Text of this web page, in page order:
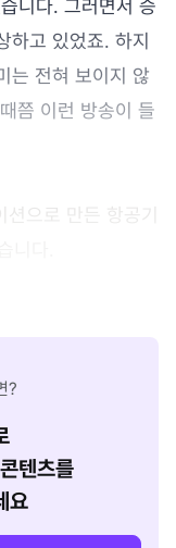
니다. 그러면서 승
하고 있었죠. 하지
는 전혀 보이지 않
쯤 이런 방송이 들
으로 만든 항공기
?
텐츠를
요